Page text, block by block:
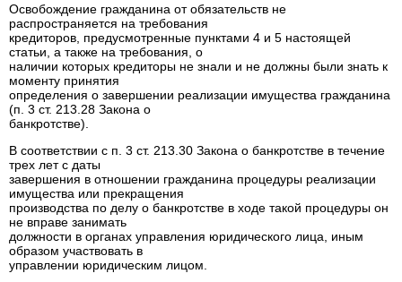
Освобождение гражданина от обязательств не
распространяется на требования
кредиторов, предусмотренные пунктами 4 и 5 настоящей
статьи, а также на требования, о
наличии которых кредиторы не знали и не должны были знать к
моменту принятия
определения о завершении реализации имущества гражданина
(п. 3 ст. 213.28 Закона о
банкротстве).
В соответствии с п. 3 ст. 213.30 Закона о банкротстве в течение
трех лет с даты
завершения в отношении гражданина процедуры реализации
имущества или прекращения
производства по делу о банкротстве в ходе такой процедуры он
не вправе занимать
должности в органах управления юридического лица, иным
образом участвовать в
управлении юридическим лицом.